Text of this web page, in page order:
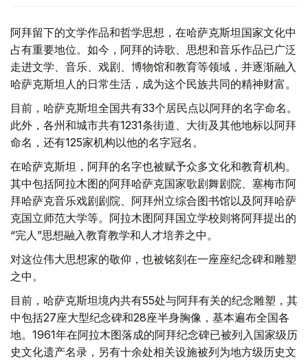
阿拜留下的文学作品和哲学思想，在哈萨克斯坦国家文化中
占有重要地位。如今，阿拜的诗歌、思想和音乐作品已广泛
走进文学、音乐、戏剧、博物馆和教育等领域，并逐渐融入
哈萨克斯坦人的日常生活，成为这个民族共同的精神财富。
目前，哈萨克斯坦全国共有33个居民点以阿拜的名字命名。
此外，各州和城市共有1231条街道、大街及其他地标以阿拜
命名，还有125家机构以他的名字冠名。
在哈萨克斯坦，阿拜的名字也被赋予众多文化和教育机构。
其中包括阿拉木图的阿拜哈萨克国家歌剧舞剧院、塞梅市阿
拜哈萨克音乐戏剧剧院、阿拜州立综合图书馆以及阿拜哈萨
克国立师范大学等。阿拉木图阿拜国立学校则将阿拜提出的
“完人”思想融入教育教学和人才培养之中。
对这位伟大思想家的敬仰，也被铭刻在一座座纪念碑和雕塑
之中。
目前，哈萨克斯坦境内共有55处与阿拜有关的纪念雕塑，其
中包括27座大型纪念碑和28座半身胸像，基本遍布全国各
地。1961年在阿拉木图落成的阿拜纪念碑已被列入国家级历
史文化遗产名录，另有十余处相关设施被列为地方级历史文